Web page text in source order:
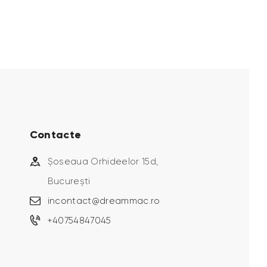
Contacte
Șoseaua Orhideelor 15d,
București
incontact@dreammac.ro
+40754847045